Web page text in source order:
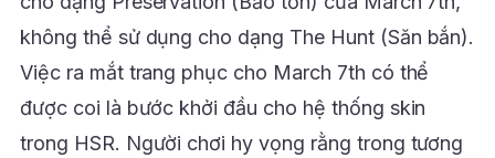
không thể sử dụng cho dạng The Hunt (Săn bắn).
Việc ra mắt trang phục cho March 7th có thể
được coi là bước khởi đầu cho hệ thống skin
trong HSR. Người chơi hy vọng rằng trong tương